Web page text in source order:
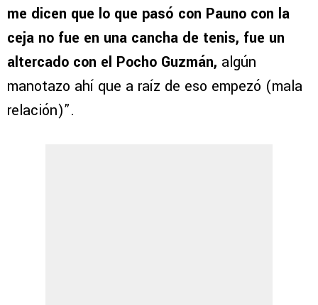
me dicen que lo que pasó con Pauno con la
ceja no fue en una cancha de tenis, fue un
altercado con el Pocho Guzmán, algún
manotazo ahí que a raíz de eso empezó (mala
relación)”.